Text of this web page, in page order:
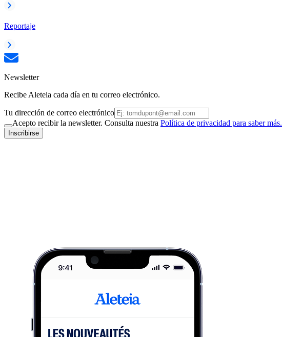
Reportaje
Newsletter
Recibe Aleteia cada día en tu correo electrónico.
Tu dirección de correo electrónico
Acepto recibir la newsletter. Consulta nuestra Política de privacidad para saber más.
Inscribirse